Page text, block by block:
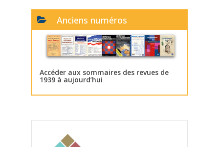
Anciens numéros
Accéder aux sommaires des revues de
1939 à aujourd’hui